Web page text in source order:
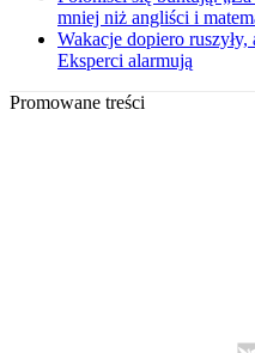
mniej niż angliści i
Wakacje dopiero
Eksperci alarmują
Promowane treści